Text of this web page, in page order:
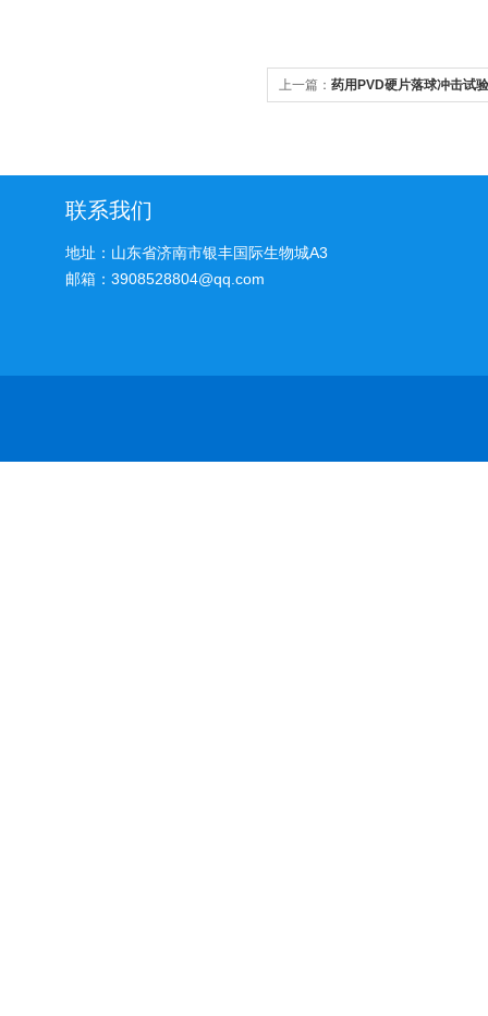
上一篇： 药用PVD硬片落球冲击试
联系我们
地址：山东省济南市银丰国际生物城A3
邮箱：3908528804@qq.com